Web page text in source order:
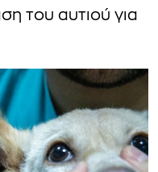
του αυτιού για